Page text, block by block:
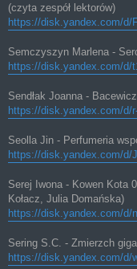
(czyta zespół lektorów)
https://disk.yandex.com/d/
Semczyszyn Marlena -
https://disk.yandex.com/d/
Sendłak Joanna -
https://disk.yandex.com/d/
Seolla Jin - Perfumeria
https://disk.yandex.com/d/
Serej Iwona - Kowen Kota
Kołacz, Julia Domańska)
https://disk.yandex.com/d/
Sering S.C. - Zmierzch
https://disk.yandex.com/d/